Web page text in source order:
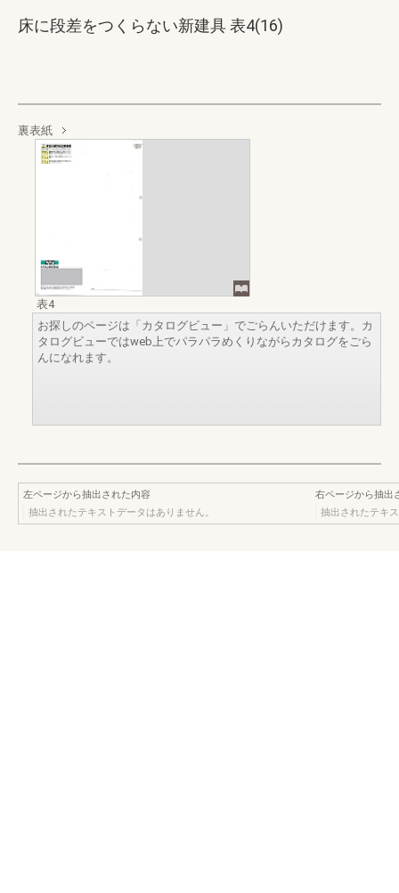
床に段差をつくらない新建具 表4(16)
裏表紙
表4
お探しのページは「カタログビュー」でごらんいただけます。カ
タログビューではweb上でパラパラめくりながらカタログをごら
んになれます。
左ページから抽出された内容
抽出されたテキストデータはありません。
右ページから抽出
抽出されたテキ